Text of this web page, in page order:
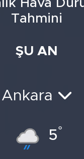
Hava
Tahmini
ŞU AN
Ankara
5°